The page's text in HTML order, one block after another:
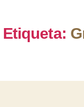
Etiqueta: